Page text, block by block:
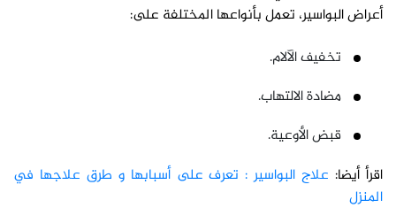
أعراض البواسير، تعمل بأنواعها المختلفة على:
تخفيف الآلام.
مضادة الالتهاب.
قبض الأوعية.
اقرأ أيضا: علاج البواسير : تعرف على أسبابها و طرق علاجها في
المنزل